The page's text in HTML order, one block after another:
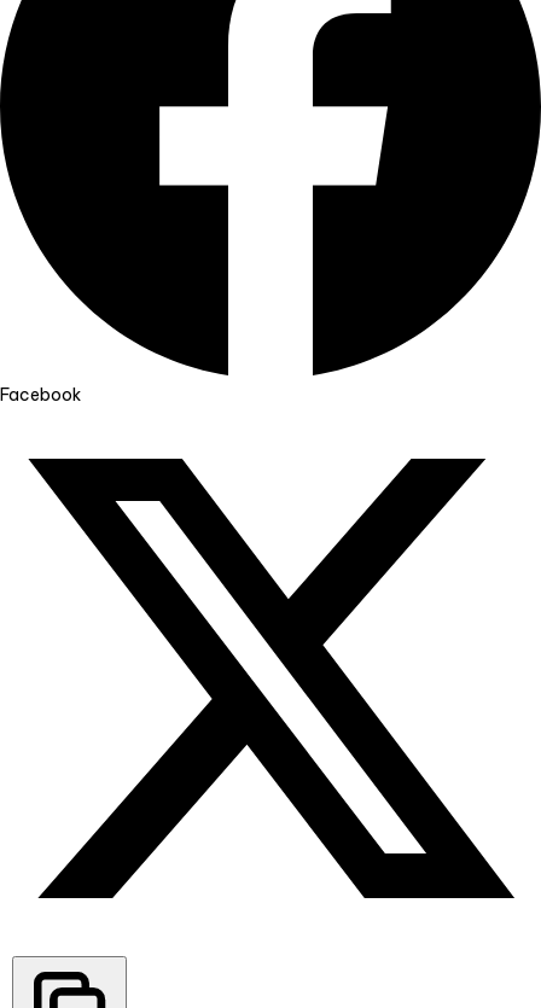
Facebook